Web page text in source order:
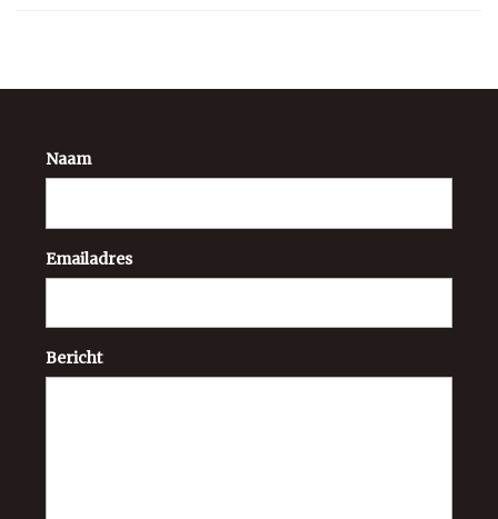
Naam
Emailadres
Bericht